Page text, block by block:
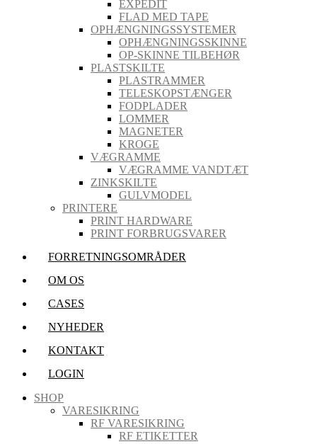
EXPEDIT
FLAD MED TAPE
OPHÆNGNINGSSYSTEMER
OPHÆNGNINGSSKINNE
OP-SKINNE TILBEHØR
PLASTSKILTE
PLASTRAMMER
TELESKOPSTÆNGER
FODPLADER
LOMMER
MAGNETER
KROGE
VÆGRAMME
VÆGRAMME VANDTÆT
ZINKSKILTE
GULVMODEL
PRINTERE
PRINT HARDWARE
PRINT FORBRUGSVARER
FORRETNINGSOMRÅDER
OM OS
CASES
NYHEDER
KONTAKT
LOGIN
SHOP
VARESIKRING
RF VARESIKRING
RF ETIKETTER